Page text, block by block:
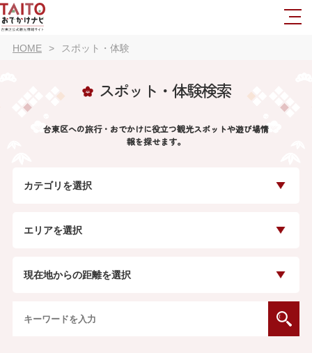
HOME スポット・体験
スポット・体験検索
台東区への旅行・おでかけに役立つ観光スポットや遊び場情
報を探せます。
カテゴリを選択
エリアを選択
現在地からの距離を選択